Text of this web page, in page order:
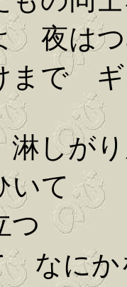
夜は
まで
しが
いて
つ
なにか